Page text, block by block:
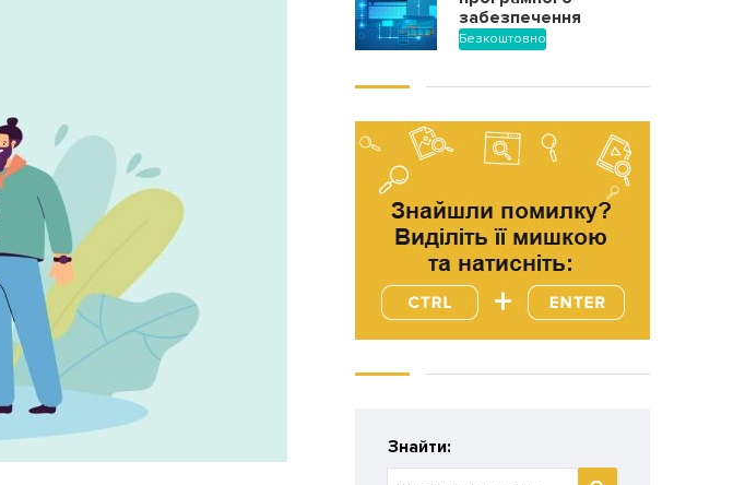
забезпечення
Безкоштовно
Знайти: